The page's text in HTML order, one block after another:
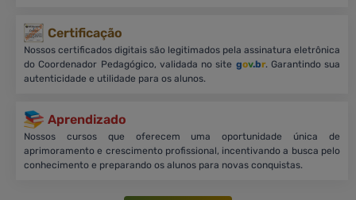
Certificação
Nossos certificados digitais são legitimados pela assinatura eletrônica
do Coordenador Pedagógico, validada no site gov.br. Garantindo sua
autenticidade e utilidade para os alunos.
Aprendizado
Nossos cursos que oferecem uma oportunidade única de
aprimoramento e crescimento profissional, incentivando a busca pelo
conhecimento e preparando os alunos para novas conquistas.